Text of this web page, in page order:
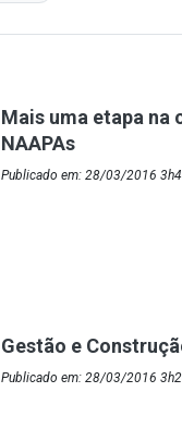
Mais uma etapa
NAAPAs
Publicado em: 28/03/2016
Gestão e
Publicado em: 28/03/2016